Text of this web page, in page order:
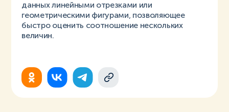
данных линейными отрезками или
геометрическими фигурами, позволяющее
быстро оценить соотношение нескольких
величин.